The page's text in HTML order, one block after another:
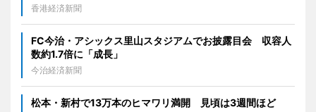
香港経済新聞
FC今治・アシックス里山スタジアムでお披露目会 収容人
数約1.7倍に「成長」
今治経済新聞
松本・新村で13万本のヒマワリ満開 見頃は3週間ほど